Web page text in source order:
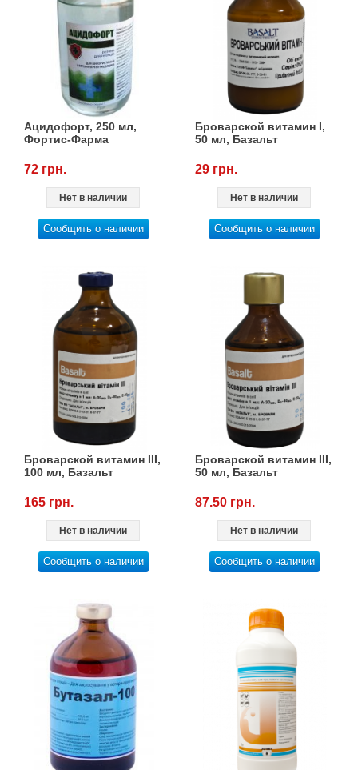
Ацидофорт, 250 мл,
Фортис-Фарма
72 грн.
Нет в наличии
Сообщить о наличии
Броварской витамин I,
50 мл, Базальт
29 грн.
Нет в наличии
Сообщить о наличии
Броварской витамин III,
100 мл, Базальт
165 грн.
Нет в наличии
Сообщить о наличии
Броварской витамин III,
50 мл, Базальт
87.50 грн.
Нет в наличии
Сообщить о наличии